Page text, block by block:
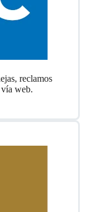
reclamos
web.